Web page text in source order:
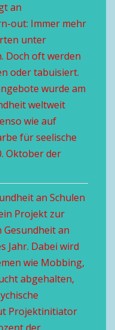
an
out: Immer mehr
unter
Doch oft werden
oder tabuisiert.
wurde am
weltweit
wie auf
für seelische
Oktober der
an Schulen
Projekt zur
Gesundheit an
Jahr. Dabei wird
wie Mobbing,
abgehalten,
Projektinitiator